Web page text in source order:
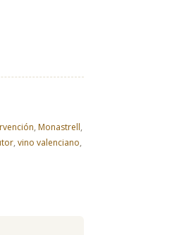
, Monastrell,
,vino valenciano,